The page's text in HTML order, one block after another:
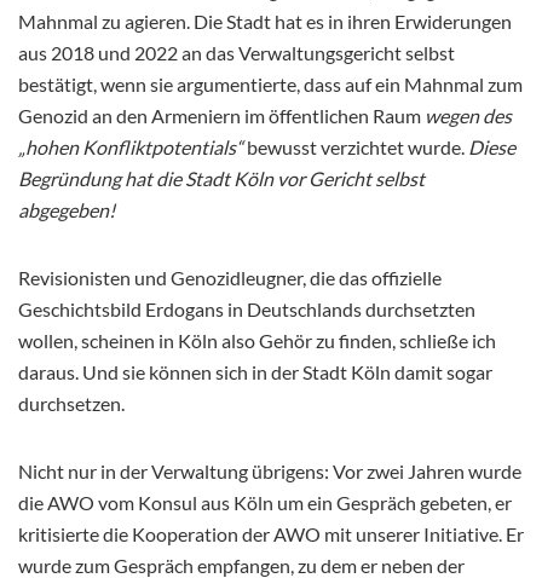
Mahnmal zu agieren. Die Stadt hat es in ihren Erwiderungen
aus 2018 und 2022 an das Verwaltungsgericht selbst
bestätigt, wenn sie argumentierte, dass auf ein Mahnmal zum
Genozid an den Armeniern im öffentlichen Raum wegen des
„hohen Konfliktpotentials“bewusst verzichtet wurde. Diese
Begründung hat die Stadt Köln vor Gericht selbst
abgegeben!
Revisionisten und Genozidleugner, die das offizielle
Geschichtsbild Erdogans in Deutschlands durchsetzten
wollen, scheinen in Köln also Gehör zu finden, schließe ich
daraus. Und sie können sich in der Stadt Köln damit sogar
durchsetzen.
Nicht nur in der Verwaltung übrigens: Vor zwei Jahren wurde
die AWO vom Konsul aus Köln um ein Gespräch gebeten, er
kritisierte die Kooperation der AWO mit unserer Initiative. Er
wurde zum Gespräch empfangen, zu dem er neben der